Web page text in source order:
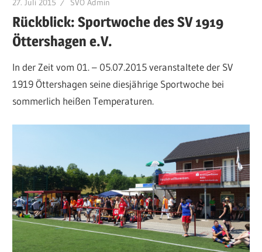
27. Juli 2015 SVÖ Admin
Rückblick: Sportwoche des SV 1919
Öttershagen e.V.
In der Zeit vom 01. – 05.07.2015 veranstaltete der SV
1919 Öttershagen seine diesjährige Sportwoche bei
sommerlich heißen Temperaturen.